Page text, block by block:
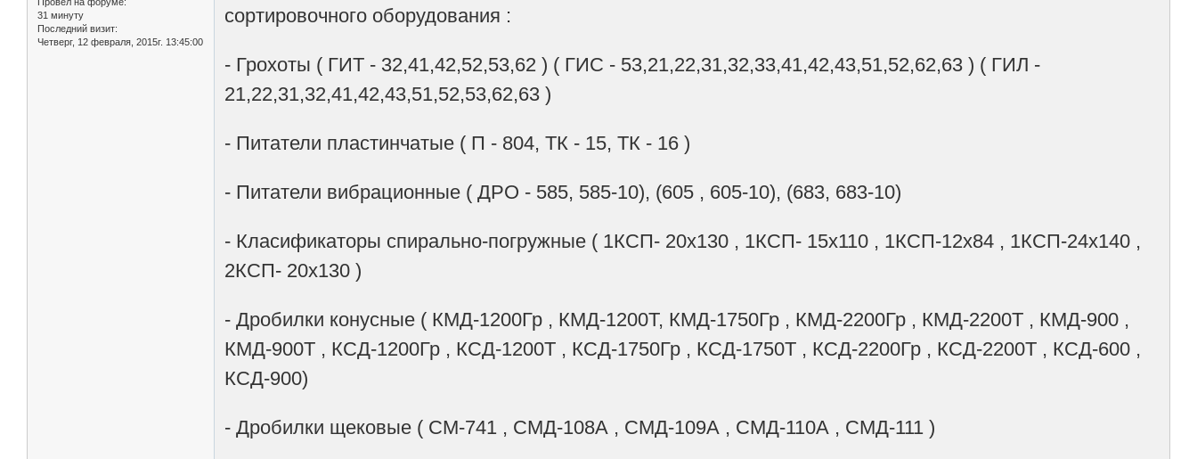
31 минуту
Последний визит:
Четверг, 12 февраля, 2015г. 13:45:00
сортировочного оборудования :
- Грохоты ( ГИТ - 32,41,42,52,53,62 ) ( ГИС - 53,21,22,31,32,33,41,42,43,51,52,62,63 ) ( ГИЛ -
21,22,31,32,41,42,43,51,52,53,62,63 )
- Питатели пластинчатые ( П - 804, ТК - 15, ТК - 16 )
- Питатели вибрационные ( ДРО - 585, 585-10), (605 , 605-10), (683, 683-10)
- Класификаторы спирально-погружные ( 1КСП- 20х130 , 1КСП- 15х110 , 1КСП-12х84 , 1КСП-24х140 ,
2КСП- 20х130 )
- Дробилки конусные ( КМД-1200Гр , КМД-1200Т, КМД-1750Гр , КМД-2200Гр , КМД-2200Т , КМД-900 ,
КМД-900Т , КСД-1200Гр , КСД-1200Т , КСД-1750Гр , КСД-1750Т , КСД-2200Гр , КСД-2200Т , КСД-600 ,
КСД-900)
- Дробилки щековые ( СМ-741 , СМД-108А , СМД-109А , СМД-110А , СМД-111 )